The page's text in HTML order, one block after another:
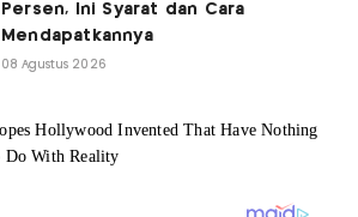
Persen, Ini Syarat dan Cara
Mendapatkannya
08 Agustus 2026